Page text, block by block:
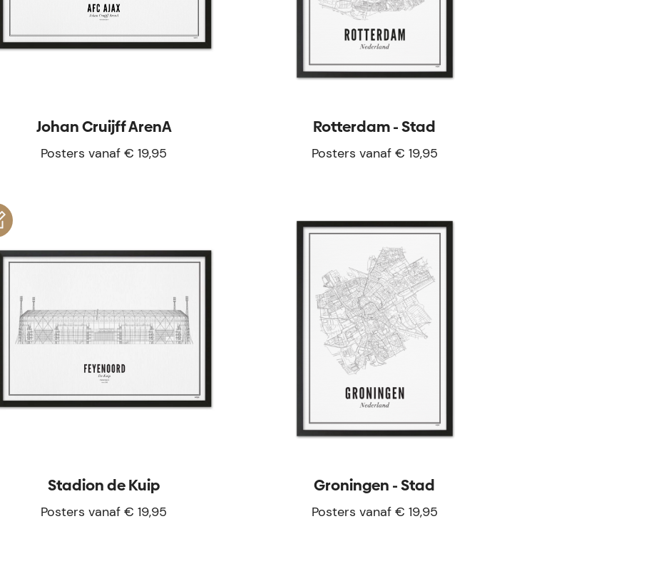
Johan Cruijff ArenA
Posters vanaf € 19,95
Rotterdam - Stad
Posters vanaf € 19,95
Stadion de Kuip
Posters vanaf € 19,95
Groningen - Stad
Posters vanaf € 19,95